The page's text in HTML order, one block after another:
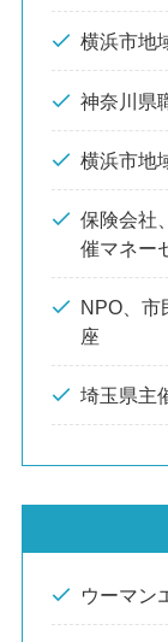
横浜市地
神奈川県
横浜市地
保険会社
催マネー
NPO、市
座
埼玉県主
ウーマン